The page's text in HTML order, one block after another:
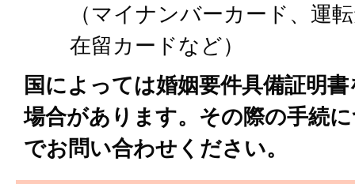
（マイナンバーカード、運
在留カードなど）
国によっては婚姻要件具備証明
場合があります。その際の手続
でお問い合わせください。